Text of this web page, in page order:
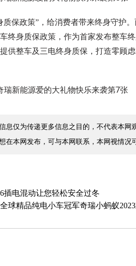
保政策”，给消费者带来终身守护
终身质保政策，作为首家发布整车
供整车及三电终身质保，打造零顾
息仅为传递更多信息之目的，不代表本网
本网发布，可与本网联系，本网视情况
插电混动让您轻松安全过冬
球精品纯电小车冠军奇瑞小蚂蚁